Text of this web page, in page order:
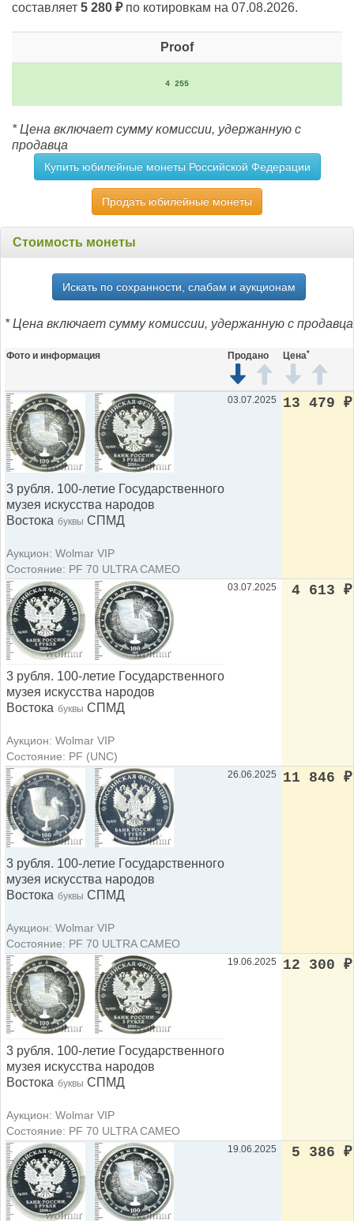
составляет 5 280 ₽по котировкам на 07.08.2026.
Proof
4 255
* Цена включает сумму комиссии, удержанную с
продавца
Купить юбилейные монеты Российской Федерации
Продать юбилейные монеты
Стоимость монеты
Искать по сохранности, слабам и аукционам
* Цена включает сумму комиссии, удержанную с продавца
Фото и информация Продано Цена*
3 рубля. 100-летие Государственного
музея искусства народов
Востока буквы СПМД
Аукцион: Wolmar VIP
Состояние: PF 70 ULTRA CAMEO
03.07.2025 13 479 ₽
3 рубля. 100-летие Государственного
музея искусства народов
Востока буквы СПМД
Аукцион: Wolmar VIP
Состояние: PF (UNC)
03.07.2025 4 613 ₽
3 рубля. 100-летие Государственного
музея искусства народов
Востока буквы СПМД
Аукцион: Wolmar VIP
Состояние: PF 70 ULTRA CAMEO
26.06.2025 11 846 ₽
3 рубля. 100-летие Государственного
музея искусства народов
Востока буквы СПМД
Аукцион: Wolmar VIP
Состояние: PF 70 ULTRA CAMEO
19.06.2025 12 300 ₽
19.06.2025 5 386 ₽